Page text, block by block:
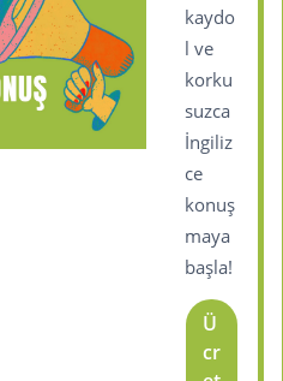
kaydo
l ve
korku
suzca
İngiliz
ce
konuş
maya
başla!
Ü
cr